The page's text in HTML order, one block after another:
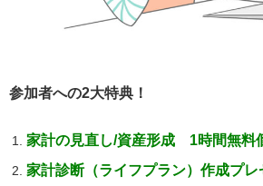
参加者への2大特典！
家計の見直し/資産形成 1時間無料
家計診断（ライフプラン）作成プレ